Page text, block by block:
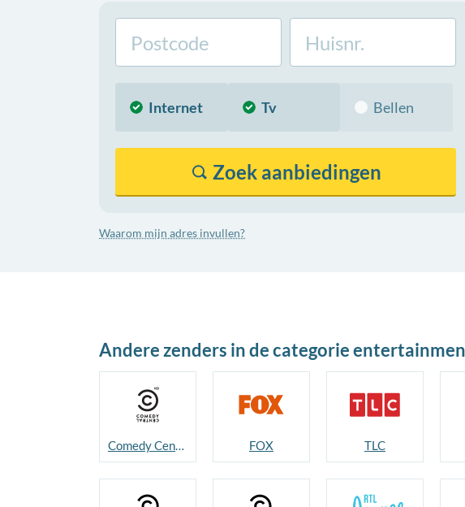
Internet Tv Bellen
Zoek aanbiedingen
Waarom mijn adres invullen?
Andere zenders in de categorie
Comedy Central FOX TLC